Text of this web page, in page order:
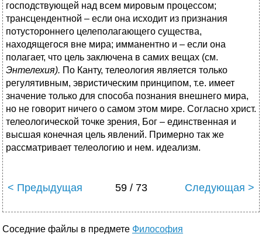
господствующей над всем мировым процессом;
трансцендентной – если она исходит из признания
потустороннего целеполагающего существа,
находящегося вне мира; имманентно и – если она
полагает, что цель заключена в самих вещах (см.
Энтелехия). По Канту, телеология является только
регулятивным, эвристическим принципом, т.е. имеет
значение только для способа познания внешнего мира,
но не говорит ничего о самом этом мире. Согласно христ.
телеологической точке зрения, Бог – единственная и
высшая конечная цель явлений. Примерно так же
рассматривает телеологию и нем. идеализм.
< Предыдущая 59 / 73 Следующая >
Соседние файлы в предмете Философия